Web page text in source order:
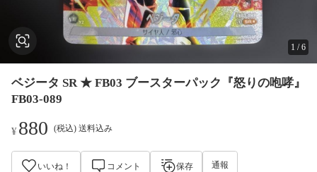
1 /6
ベジータ SR ★ FB03 ブースターパック『怒りの咆哮』
FB03-089
¥880 (税込) 送料込み
いいね！ コメント 保存 通報